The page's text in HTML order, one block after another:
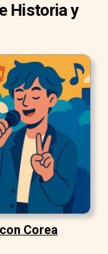
Historia y
Corea